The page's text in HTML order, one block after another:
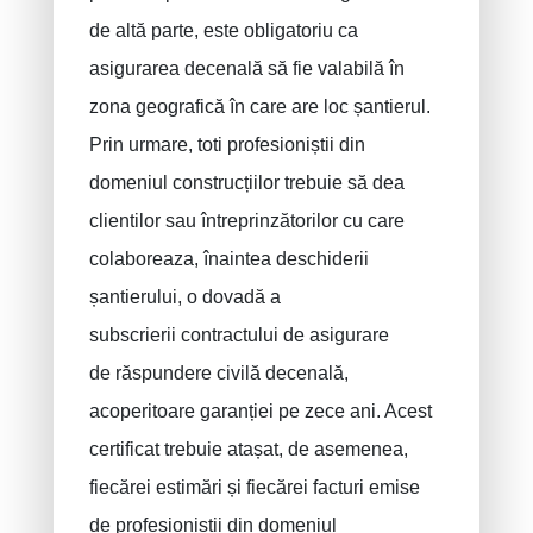
de altă parte, este obligatoriu ca
asigurarea decenală să fie valabilă în
zona geografică în care are loc șantierul.
Prin urmare, toti profesioniștii din
domeniul construcțiilor trebuie să dea
clientilor sau întreprinzătorilor cu care
colaboreaza, înaintea deschiderii
șantierului, o dovadă a
subscrierii contractului de asigurare
de răspundere civilă decenală,
acoperitoare garanției pe zece ani. Acest
certificat trebuie atașat, de asemenea,
fiecărei estimări și fiecărei facturi emise
de profesioniștii din domeniul